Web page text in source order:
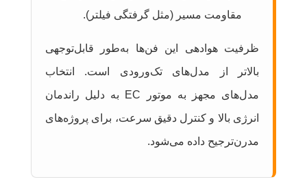
مقاومت مسیر (مثل گرفتگی فیلتر).
ظرفیت هوادهی این فن‌ها به‌طور قابل‌توجهی
بالاتر از مدل‌های تک‌ورودی است. انتخاب
مدل‌های مجهز به موتور EC به دلیل راندمان
انرژی بالا و کنترل دقیق سرعت، برای پروژه‌های
مدرن‌ترجیح داده می‌شود.